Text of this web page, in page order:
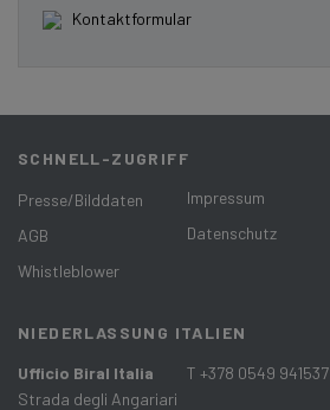
Kontaktformular
SCHNELL-ZUGRIFF
Presse/Bilddaten
AGB
Whistleblower
Impressum
Datenschutz
NIEDERLASSUNG ITALIEN
Ufficio Biral Italia
Strada degli Angariari
T +378 0549 941537